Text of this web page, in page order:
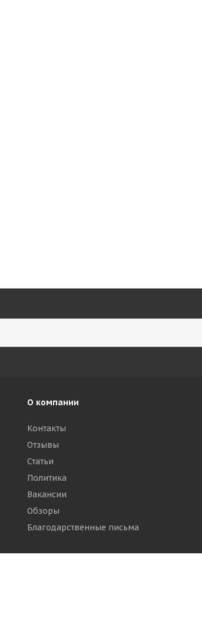
О компании
Контакты
Отзывы
Статьи
Политика
Вакансии
Обзоры
Благодарственные письма